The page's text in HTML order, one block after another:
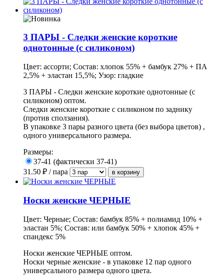
3 ПАРЫ - Следки женские короткие
однотонные (с силиконом)
Цвет: ассорти; Состав: хлопок 55% + бамбук 27% + ПА
2,5% + эластан 15,5%; Узор: гладкие
3 ПАРЫ - Следки женские короткие однотонные (с
силиконом) оптом.
Следки женские короткие с силиконом по заднику
(против сползания).
В упаковке 3 пары разного цвета (без выбора цветов) ,
одного универсального размера.
Размеры:
37-41 (фактически 37-41)
31.50 ₽ / пара
Носки женские ЧЕРНЫЕ
Цвет: Черные; Состав: бамбук 85% + полиамид 10% +
эластан 5%; Состав: или бамбук 50% + хлопок 45% +
спандекс 5%
Носки женские ЧЕРНЫЕ оптом.
Носки черные женские - в упаковке 12 пар одного
универсального размера одного цвета.